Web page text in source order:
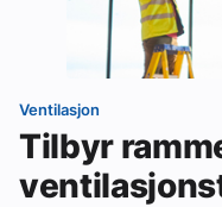
Ventilasjon
Tilbyr